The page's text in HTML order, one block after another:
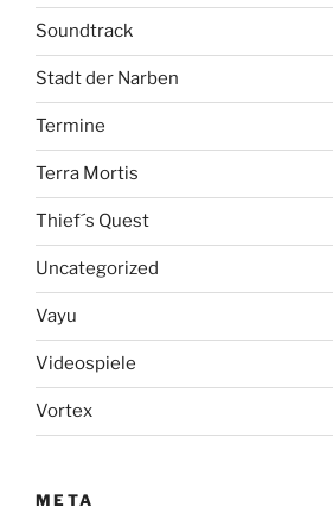
Soundtrack
Stadt der Narben
Termine
Terra Mortis
Thief´s Quest
Uncategorized
Vayu
Videospiele
Vortex
META